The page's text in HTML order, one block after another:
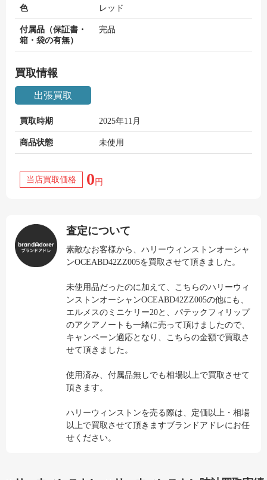
色 レッド
付属品（保証書・
箱・袋の有無）
完品
買取情報
出張買取
買取時期 2025年11月
商品状態 未使用
当店買取価格 0 円
査定について
素敵なお客様から、ハリーウィンストンオーシャ
ンOCEABD42ZZ005を買取させて頂きました。
未使用品だったのに加えて、こちらのハリーウィ
ンストンオーシャンOCEABD42ZZ005の他にも、
エルメスのミニケリー20と、パテックフィリップ
のアクアノートも一緒に売って頂けましたので、
キャンペーン適応となり、こちらの金額で買取さ
せて頂きました。
使用済み、付属品無しでも相場以上で買取させて
頂きます。
ハリーウィンストンを売る際は、定価以上・相場
以上で買取させて頂きますブランドアドレにお任
せください。